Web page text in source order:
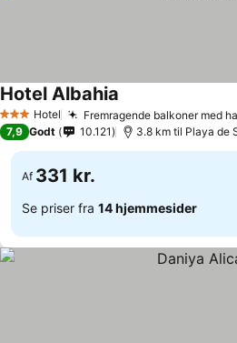
3 StjernerHotel Fremragende balkoner med
Hotel Albahia
7,9 Godt 10.121 3.8 km til Playa de
Af 331 kr.
Se priser fra 14 hjemmesider